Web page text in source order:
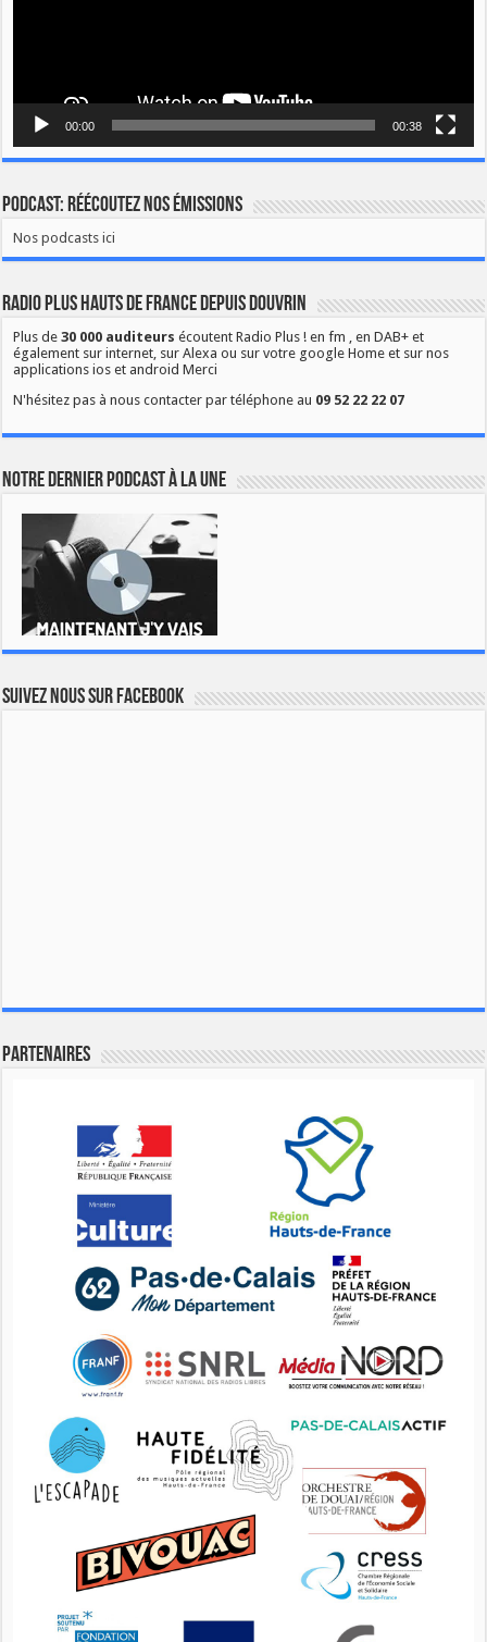
00:00 00:38
Podcast: Réécoutez nos émissions
Nos podcasts ici
Radio Plus Hauts de France depuis Douvrin
Plus de30 000 auditeurs écoutent Radio Plus ! en fm , en DAB+ et
également sur internet, sur Alexa ou sur votre google Home et sur nos
applications ios et android Merci
N'hésitez pas à nous contacter par téléphone au 09 52 22 22 07
Notre dernier podcast à la une
Suivez nous sur Facebook
Partenaires